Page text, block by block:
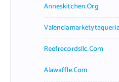
Anneskitchen.org
Reefrecordsllc.com
Alawaffle.com